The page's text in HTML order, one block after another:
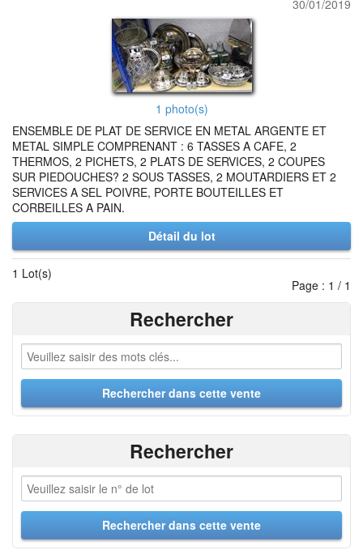
30/01/2019
1 photo(s)
ENSEMBLE DE PLAT DE SERVICE EN METAL ARGENTE ET
METAL SIMPLE COMPRENANT : 6 TASSES A CAFE, 2
THERMOS, 2 PICHETS, 2 PLATS DE SERVICES, 2 COUPES
SUR PIEDOUCHES? 2 SOUS TASSES, 2 MOUTARDIERS ET 2
SERVICES A SEL POIVRE, PORTE BOUTEILLES ET
CORBEILLES A PAIN.
Détail du lot
1 Lot(s)
Page : 1 / 1
Rechercher
Rechercher